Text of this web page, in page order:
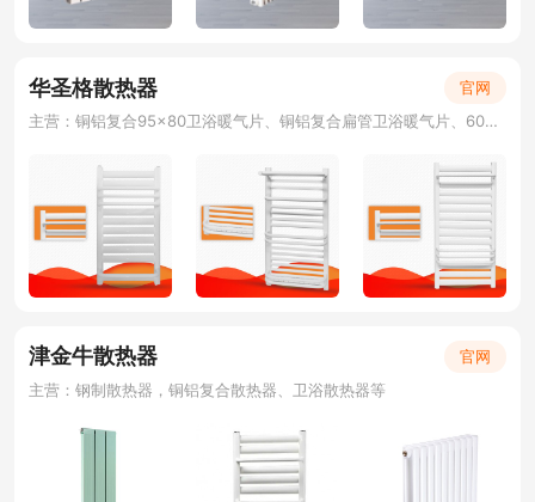
华圣格散热器
官网
主营：铜铝复合95×80卫浴暖气片、铜铝复合扁管卫浴暖气片、60平卫浴暖气片、钢制置物架暖气片、电热毛巾架、卫浴散热器、小背篓散热器
津金牛散热器
官网
主营：钢制散热器，铜铝复合散热器、卫浴散热器等